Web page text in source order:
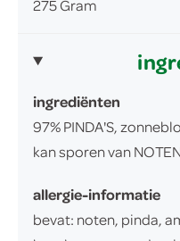
275 Gram
ingrediënten
97% PINDA'S,
kan sporen van
allergie-informatie
bevat: noten, pinda,